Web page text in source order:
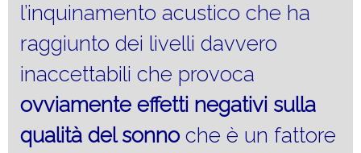
l’inquinamento acustico che ha
raggiunto dei livelli davvero
inaccettabili che provoca
ovviamente effetti negativi sulla
qualità del sonno che è un fattore